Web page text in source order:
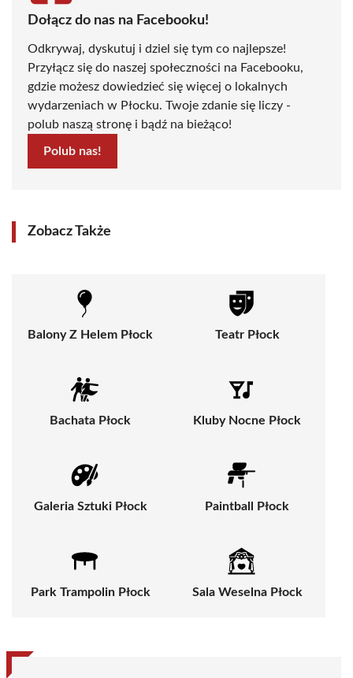
Dołącz do nas na Facebooku!
Odkrywaj, dyskutuj i dziel się tym co najlepsze!
Przyłącz się do naszej społeczności na Facebooku,
gdzie możesz dowiedzieć się więcej o lokalnych
wydarzeniach w Płocku. Twoje zdanie się liczy -
polub naszą stronę i bądź na bieżąco!
Polub nas!
Zobacz Także
Balony Z Helem Płock Teatr Płock
Bachata Płock Kluby Nocne Płock
Galeria Sztuki Płock Paintball Płock
Park Trampolin Płock Sala Weselna Płock